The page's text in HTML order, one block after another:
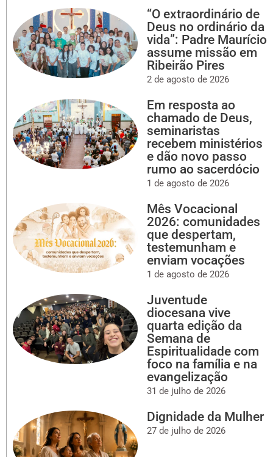
“O extraordinário de
Deus no ordinário da
vida”: Padre Maurício
assume missão em
Ribeirão Pires
2 de agosto de 2026
Em resposta ao
chamado de Deus,
seminaristas
recebem ministérios
e dão novo passo
rumo ao sacerdócio
1 de agosto de 2026
Mês Vocacional
2026: comunidades
que despertam,
testemunham e
enviam vocações
1 de agosto de 2026
Juventude
diocesana vive
quarta edição da
Semana de
Espiritualidade com
foco na família e na
evangelização
31 de julho de 2026
Dignidade da Mulher
27 de julho de 2026